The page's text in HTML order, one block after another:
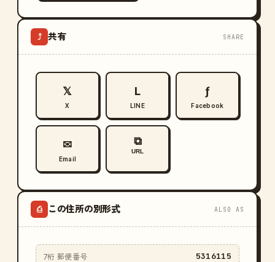
⤴ 共有 SHARE
𝕏
X
L
LINE
ƒ
Facebook
✉
Email
⧉
URL
⎙ この住所の別形式 ALSO AS
7桁 郵便番号 5316115